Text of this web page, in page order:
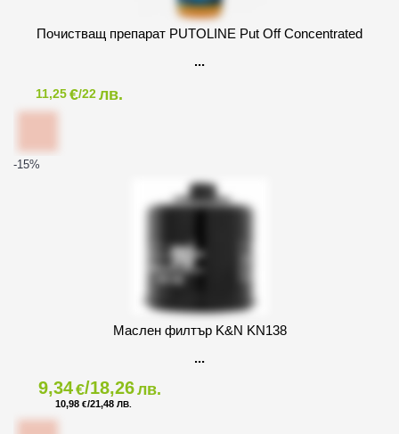
Почистващ препарат PUTOLINE Put Off Concentrated
11,25€/22лв.
-15%
Маслен филтър K&N KN138
9,34€/18,26лв.
10,98 €/21,48 ЛВ.